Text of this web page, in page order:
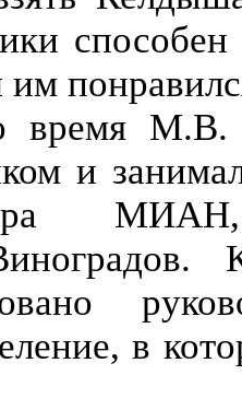
способен
время М.В.
и
в